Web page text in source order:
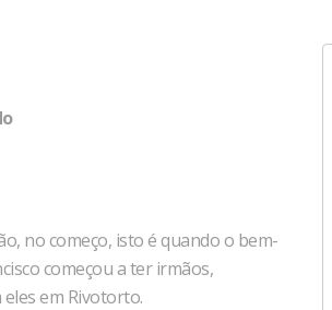
no começo, isto é quando o bem-
começou a ter irmãos,
em Rivotorto.